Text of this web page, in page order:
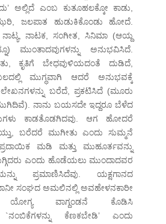
ಅಲ್ಲಿದೆ ಎಂಬ ಕುತೂಹಲಕ್ಕೋ ಕಾಡು,
ಜಲಪಾತ ಹುಡುಕಿಕೊಂಡು ಹೋದೆ.
ನಾಟ್ಯ, ನಾಟಕ, ಸಂಗೀತ, ಸಿನಿಮಾ (ಆಯ್ದ
ಮುಂತಾದವುಗಳನ್ನು ಅನುಭವಿಸಿದೆ.
ಕೃತಿಗೆ ಬೇಧವುಳಿಯದಂತೆ ದುಡಿದೆ,
ಮುಗ್ಧವಾಗಿ ಆದರೆ ಅನುಭವಕ್ಕೆ
ಬರೆದೆ, ಪ್ರಕಟಿಸಿದೆ (ಮೂರು
ಮುಗಿದಿವೆ). ನಾನು ಬಯಸದೇ ಇದ್ದರೂ ಬೆಳೆದ
ಕಾಡತೊಡಗಿದವು. ಆಗ ಹೋದರೆ
ಬರೆದರೆ ಮುಗೀತು ಎಂದು ಸುಮ್ಮನೆ
ಮಡಿ ಮತ್ತು ಮುಹೂರ್ತವನ್ನು
ಎಂದು ಹೊಡೆಯಲು ಮುಂದಾದವರ
ಪ್ರಮಾಣಿಸಿದೆವು. ಯಕ್ಷಗಾನದ
ಸಂಘದ ಅಮಲಿನಲ್ಲಿ ಅವಹೇಳನಕಾರೀ
ಯೋಗ್ಯ ವಾಗ್ದಂಡನೆ ಕೊಡಿಸಿ
`ನಂಬಿಕೆಗಳನ್ನು ಕೆಣಕಬೇಡಿ’ ಎಂದು